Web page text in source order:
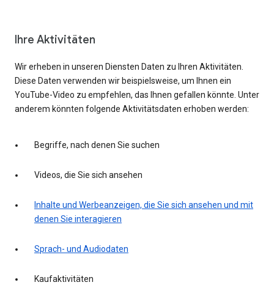
Ihre Aktivitäten
Wir erheben in unseren Diensten Daten zu Ihren Aktivitäten.
Diese Daten verwenden wir beispielsweise, um Ihnen ein
YouTube-Video zu empfehlen, das Ihnen gefallen könnte. Unter
anderem könnten folgende Aktivitätsdaten erhoben werden:
Begriffe, nach denen Sie suchen
Videos, die Sie sich ansehen
Inhalte und Werbeanzeigen, die Sie sich ansehen und mit
denen Sie interagieren
Sprach- und Audiodaten
Kaufaktivitäten